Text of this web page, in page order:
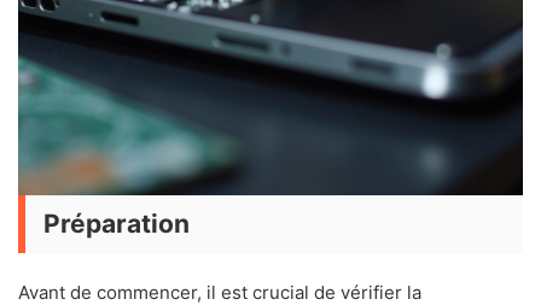
Préparation
Avant de commencer, il est crucial de vérifier la